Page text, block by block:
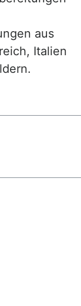
aus
Italien